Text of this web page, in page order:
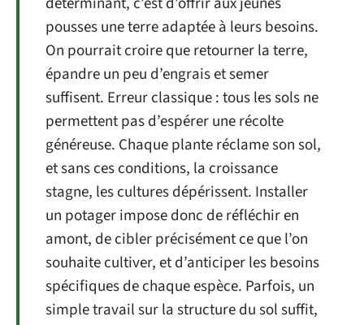
pousses une terre adaptée à leurs besoins.
On pourrait croire que retourner la terre,
épandre un peu d’engrais et semer
suffisent. Erreur classique : tous les sols ne
permettent pas d’espérer une récolte
généreuse. Chaque plante réclame son sol,
et sans ces conditions, la croissance
stagne, les cultures dépérissent. Installer
un potager impose donc de réfléchir en
amont, de cibler précisément ce que l’on
souhaite cultiver, et d’anticiper les besoins
spécifiques de chaque espèce. Parfois, un
simple travail sur la structure du sol suffit,